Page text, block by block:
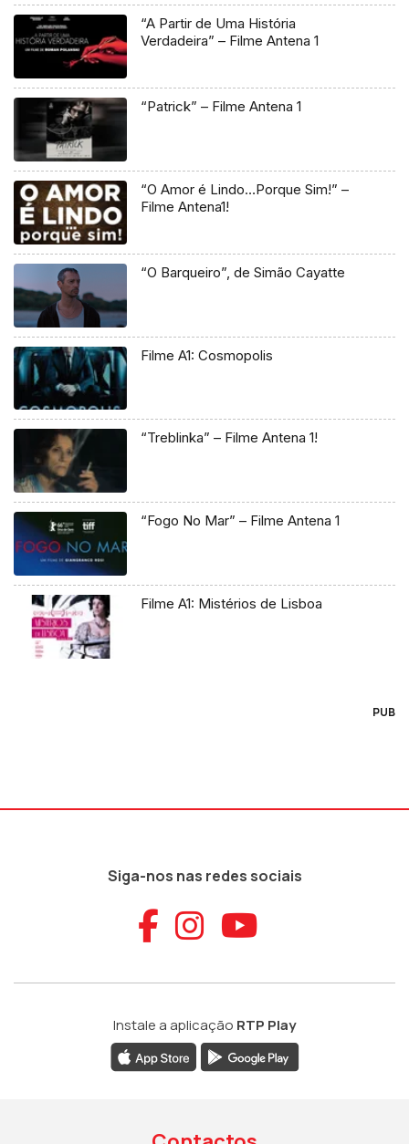
“A Partir de Uma História
Verdadeira” – Filme Antena 1
“Patrick” – Filme Antena 1
“O Amor é Lindo…Porque Sim!” –
Filme Antena1!
“O Barqueiro”, de Simão Cayatte
Filme A1: Cosmopolis
“Treblinka” – Filme Antena 1!
“Fogo No Mar” – Filme Antena 1
Filme A1: Mistérios de Lisboa
PUB
Siga-nos nas redes sociais
Aceder ao
Aceder ao
Aceder
Instale a aplicação RTP Play